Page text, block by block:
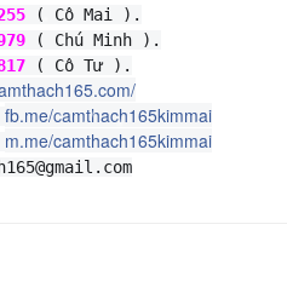
( Cô Mai ).
( Chú Minh ).
( Cô Tư ).
fb.me/camthach165kimmai
m.me/camthach165kimmai